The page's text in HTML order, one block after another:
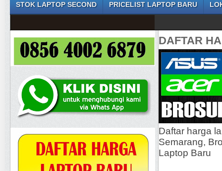
STOK LAPTOP SECOND PRICELIST LAPTOP BARU
DAFTAR
Daftar harga
Semarang,
Laptop Baru